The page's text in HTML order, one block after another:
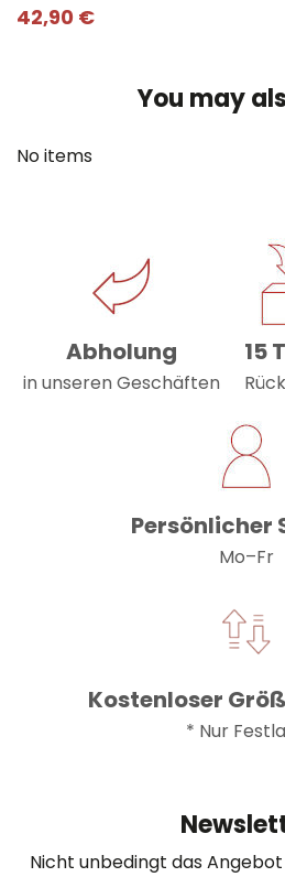
42,90 €
You may
No items
Abholung
in unseren Geschäften
15
Persönlicher
Mo–Fr
Kostenloser
* Nur
Nicht unbedingt das